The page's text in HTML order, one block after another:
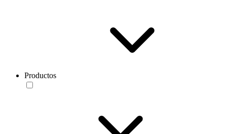
Productos